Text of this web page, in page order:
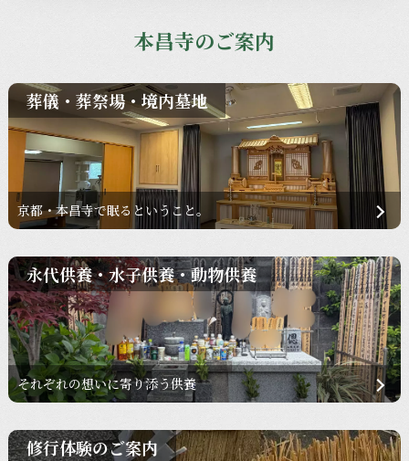
本昌寺のご案内
葬儀・葬祭場・境内墓地
京都・本昌寺で眠るということ。
永代供養・水子供養・動物供養
それぞれの想いに寄り添う供養
修行体験のご案内